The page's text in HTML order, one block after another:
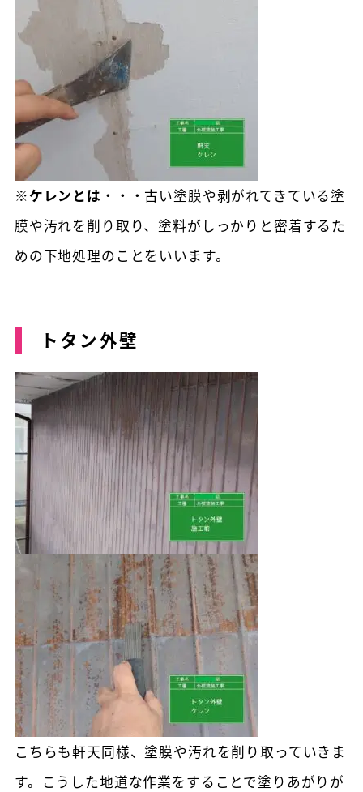
※ケレンとは ・・・古い塗膜や剥がれてきている塗
膜や汚れを削り取り、塗料がしっかりと密着するた
めの下地処理のことをいいます。
トタン外壁
こちらも軒天同様、塗膜や汚れを削り取っていきま
す。こうした地道な作業をすることで塗りあがりが